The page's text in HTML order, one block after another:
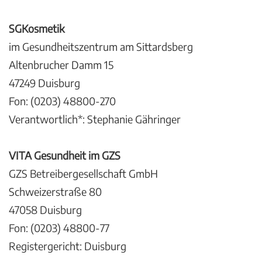
SGKosmetik
im Gesundheitszentrum am Sittardsberg
Altenbrucher Damm 15
47249 Duisburg
Fon: (0203) 48800-270
Verantwortlich*: Stephanie Gähringer
VITA Gesundheit im GZS
GZS Betreibergesellschaft GmbH
Schweizerstraße 80
47058 Duisburg
Fon: (0203) 48800-77
Registergericht: Duisburg